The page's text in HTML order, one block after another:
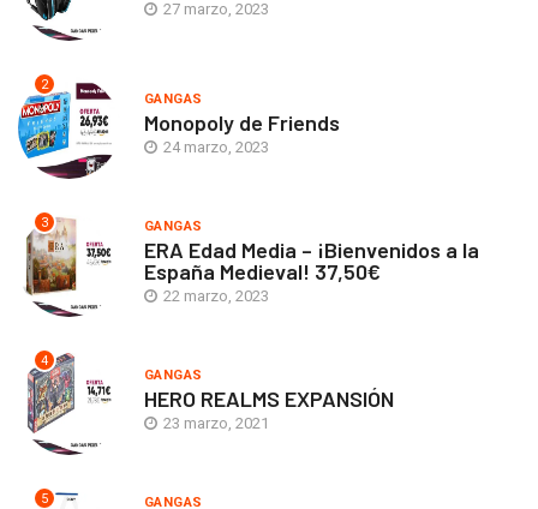
27 marzo, 2023
2
GANGAS
Monopoly de Friends
24 marzo, 2023
3 GANGAS
ERA Edad Media – ¡Bienvenidos a la
España Medieval! 37,50€
22 marzo, 2023
4
GANGAS
HERO REALMS EXPANSIÓN
23 marzo, 2021
5 GANGAS